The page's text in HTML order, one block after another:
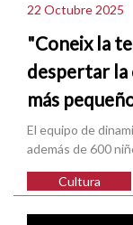
22 Octubre 2025
"Coneix la
despertar
más
El equipo de
además de 600
Cultura